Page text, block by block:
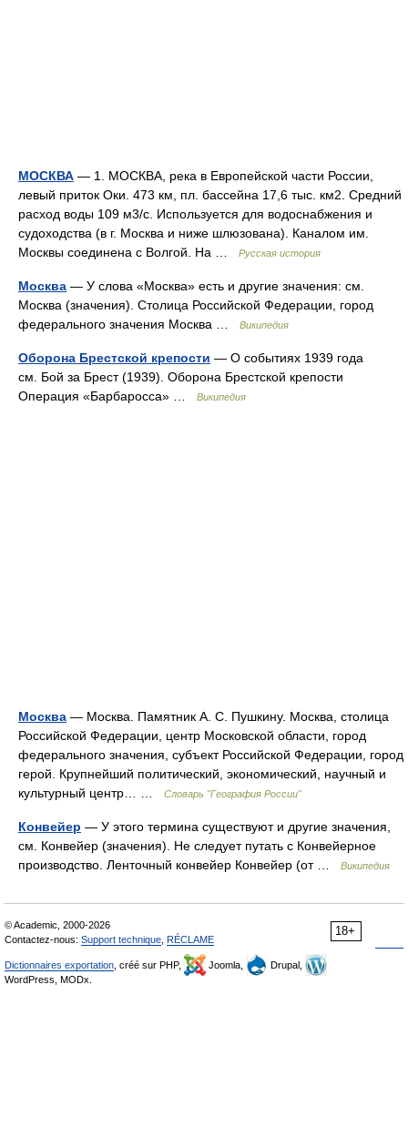
МОСКВА — 1. МОСКВА, река в Европейской части России,
левый приток Оки. 473 км, пл. бассейна 17,6 тыс. км2. Средний
расход воды 109 м3/с. Используется для водоснабжения и
судоходства (в г. Москва и ниже шлюзована). Каналом им.
Москвы соединена с Волгой. На …
Русская история
Москва — У слова «Москва» есть и другие значения: см.
Москва (значения). Столица Российской Федерации, город
федерального значения Москва …
Википедия
Оборона Брестской крепости — О событиях 1939 года
см. Бой за Брест (1939). Оборона Брестской крепости
Операция «Барбаросса» …
Википедия
Москва — Москва. Памятник А. С. Пушкину. Москва, столица
Российской Федерации, центр Московской области, город
федерального значения, субъект Российской Федерации, город
герой. Крупнейший политический, экономический, научный и
культурный центр… …
Словарь "География России"
Конвейер — У этого термина существуют и другие значения,
см. Конвейер (значения). Не следует путать с Конвейерное
производство. Ленточный конвейер Конвейер (от …
Википедия
18+
© Academic, 2000-2026
Contactez-nous: Support technique RÉCLAME
Dictionnaires exportation , créé sur PHP, Joomla,
Drupal,
WordPress, MODx.